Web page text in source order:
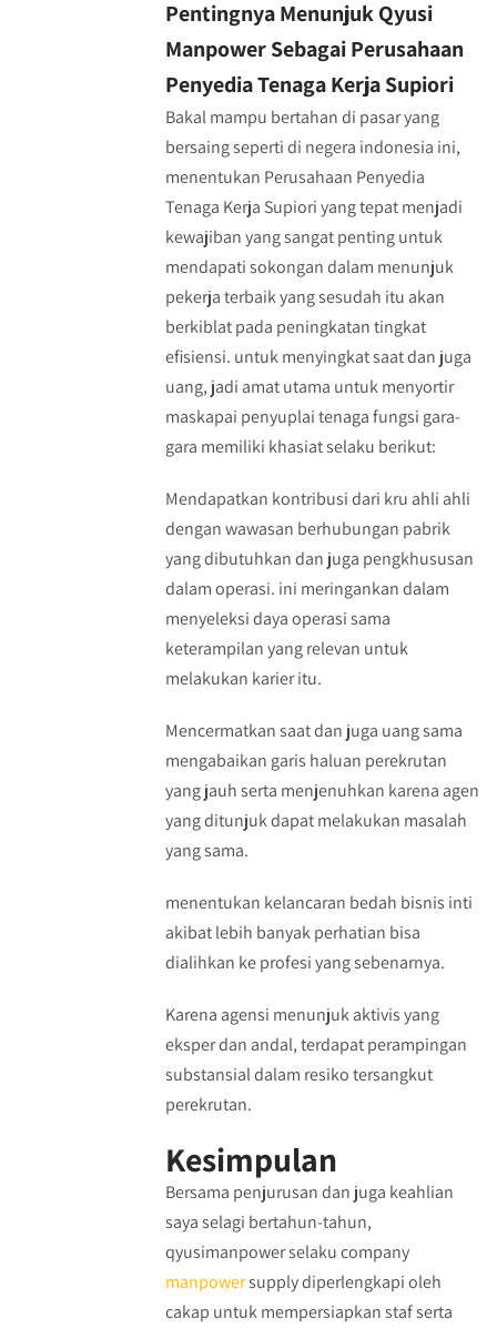
Pentingnya Menunjuk Qyusi
Manpower Sebagai Perusahaan
Penyedia Tenaga Kerja Supiori
Bakal mampu bertahan di pasar yang
bersaing seperti di negera indonesia ini,
menentukan Perusahaan Penyedia
Tenaga Kerja Supiori yang tepat menjadi
kewajiban yang sangat penting untuk
mendapati sokongan dalam menunjuk
pekerja terbaik yang sesudah itu akan
berkiblat pada peningkatan tingkat
efisiensi. untuk menyingkat saat dan juga
uang, jadi amat utama untuk menyortir
maskapai penyuplai tenaga fungsi gara-
gara memiliki khasiat selaku berikut:
Mendapatkan kontribusi dari kru ahli ahli
dengan wawasan berhubungan pabrik
yang dibutuhkan dan juga pengkhususan
dalam operasi. ini meringankan dalam
menyeleksi daya operasi sama
keterampilan yang relevan untuk
melakukan karier itu.
Mencermatkan saat dan juga uang sama
mengabaikan garis haluan perekrutan
yang jauh serta menjenuhkan karena agen
yang ditunjuk dapat melakukan masalah
yang sama.
menentukan kelancaran bedah bisnis inti
akibat lebih banyak perhatian bisa
dialihkan ke profesi yang sebenarnya.
Karena agensi menunjuk aktivis yang
eksper dan andal, terdapat perampingan
substansial dalam resiko tersangkut
perekrutan.
Kesimpulan
Bersama penjurusan dan juga keahlian
saya selagi bertahun-tahun,
qyusimanpower selaku company
manpowersupply diperlengkapi oleh
cakap untuk mempersiapkan staf serta